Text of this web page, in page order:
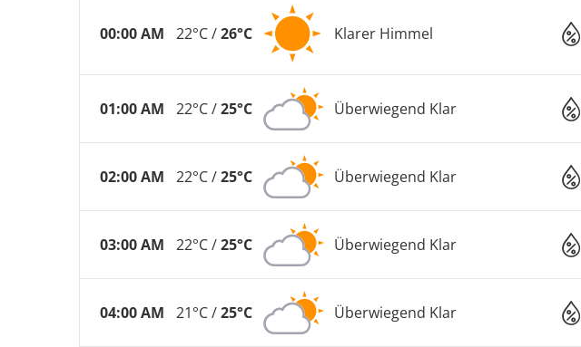
00:00 AM 22°C /26°C Klarer Himmel
01:00 AM 22°C /25°C Überwiegend Klar
02:00 AM 22°C /25°C Überwiegend Klar
03:00 AM 22°C /25°C Überwiegend Klar
04:00 AM 21°C /25°C Überwiegend Klar